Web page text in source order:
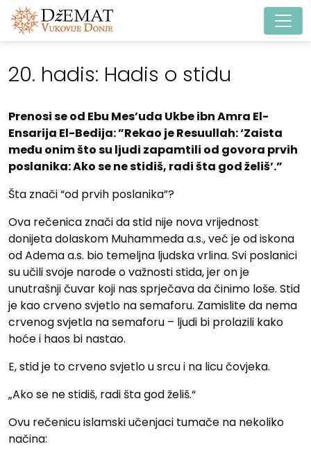
Main Navigation
20. hadis: Hadis o stidu
Prenosi se od Ebu Mes’uda Ukbe ibn Amra El-
Ensarija El-Bedija: ”Rekao je Resuullah: ‘Zaista
među onim što su ljudi zapamtili od govora prvih
poslanika: Ako se ne stidiš, radi šta god želiš’.”
Šta znači “od prvih poslanika”?
Ova rečenica znači da stid nije nova vrijednost
donijeta dolaskom Muhammeda a.s., već je od iskona
od Adema a.s. bio temeljna ljudska vrlina. Svi poslanici
su učili svoje narode o važnosti stida, jer on je
unutrašnji čuvar koji nas sprječava da činimo loše. Stid
je kao crveno svjetlo na semaforu. Zamislite da nema
crvenog svjetla na semaforu – ljudi bi prolazili kako
hoće i haos bi nastao.
E, stid je to crveno svjetlo u srcu i na licu čovjeka.
„Ako se ne stidiš, radi šta god želiš.“
Ovu rečenicu islamski učenjaci tumače na nekoliko
načina: